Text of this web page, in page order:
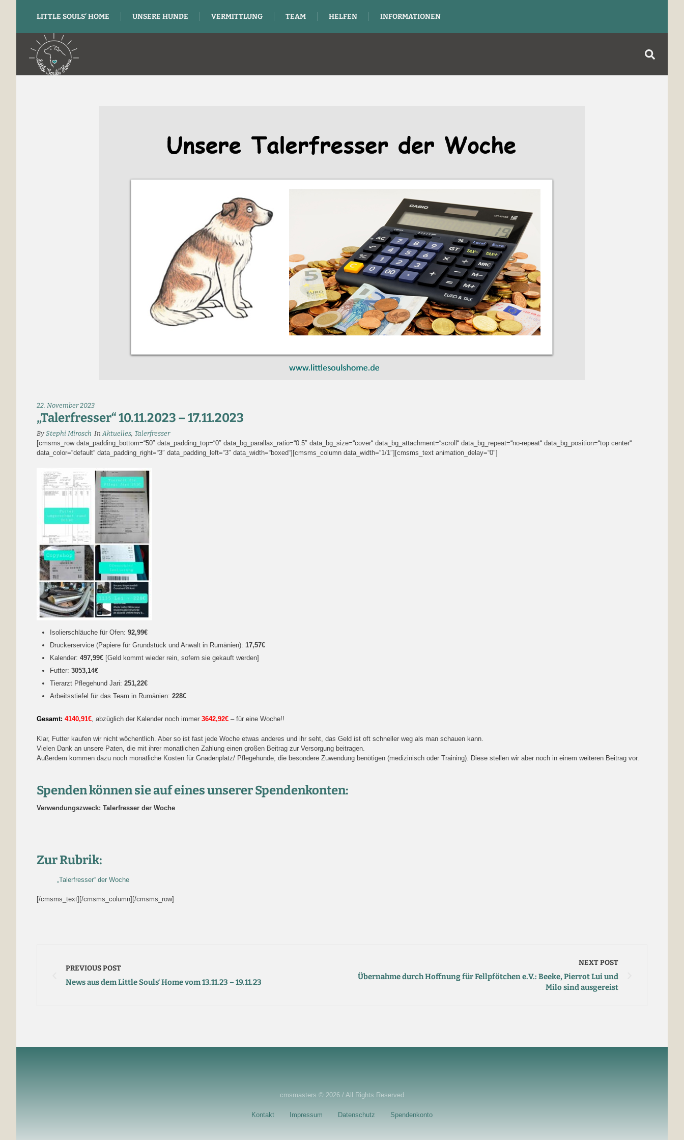
LITTLE SOULS‘ HOME UNSERE HUNDE VERMITTLUNG TEAM HELFEN INFORMATIONEN
22. November 2023
„Talerfresser“ 10.11.2023 – 17.11.2023
By Stephi Mirosch InAktuelles, Talerfresser
[cmsms_row data_padding_bottom=“50″ data_padding_top=“0″ data_bg_parallax_ratio=“0.5″ data_bg_size=“cover“ data_bg_attachment=“scroll“ data_bg_repeat=“no-repeat“ data_bg_position=“top center“
data_color=“default“ data_padding_right=“3″ data_padding_left=“3″ data_width=“boxed“][cmsms_column data_width=“1/1″][cmsms_text animation_delay=“0″]
Isolierschläuche für Ofen: 92,99€
Druckerservice (Papiere für Grundstück und Anwalt in Rumänien): 17,57€
Kalender: 497,99€ [Geld kommt wieder rein, sofern sie gekauft werden]
Futter: 3053,14€
Tierarzt Pflegehund Jari: 251,22€
Arbeitsstiefel für das Team in Rumänien: 228€
Gesamt: 4140,91€, abzüglich der Kalender noch immer 3642,92€ – für eine Woche!!
Klar, Futter kaufen wir nicht wöchentlich. Aber so ist fast jede Woche etwas anderes und ihr seht, das Geld ist oft schneller weg als man schauen kann.
Vielen Dank an unsere Paten, die mit ihrer monatlichen Zahlung einen großen Beitrag zur Versorgung beitragen.
Außerdem kommen dazu noch monatliche Kosten für Gnadenplatz/ Pflegehunde, die besondere Zuwendung benötigen (medizinisch oder Training). Diese stellen wir aber noch in einem weiteren Beitrag vor.
Spenden können sie auf eines unserer Spendenkonten:
Verwendungszweck: Talerfresser der Woche
Zur Rubrik:
„Talerfresser“ der Woche
[/cmsms_text][/cmsms_column][/cmsms_row]
PREVIOUS POST
News aus dem Little Souls‘ Home vom 13.11.23 – 19.11.23
NEXT POST
Übernahme durch Hoffnung für Fellpfötchen e.V.: Beeke, Pierrot Lui und
Milo sind ausgereist
cmsmasters © 2026 / All Rights Reserved
Kontakt Impressum Datenschutz Spendenkonto